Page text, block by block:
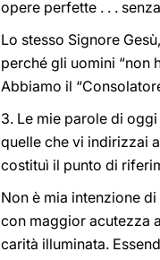
opere perfette . . .
Lo stesso Signore
perché gli uomini “non
Abbiamo il
3. Le mie parole di
quelle che vi indirizzai
costituì il punto di
Non è mia intenzione
con maggior acutezza
carità illuminata.